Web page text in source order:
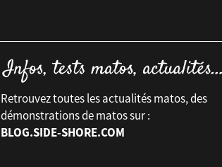
Retrouvez toutes les actualités matos, des
démonstrations de matos sur :
BLOG.SIDE-SHORE.COM